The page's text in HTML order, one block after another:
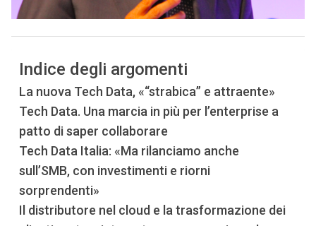
Indice degli argomenti
La nuova Tech Data, «“strabica” e attraente»
Tech Data. Una marcia in più per l’enterprise a
patto di saper collaborare
Tech Data Italia: «Ma rilanciamo anche
sull’SMB, con investimenti e riorni
sorprendenti»
Il distributore nel cloud e la trasformazione dei